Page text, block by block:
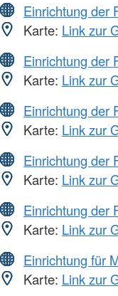
Einrichtung der
Karte: Link zur
Einrichtung der
Karte: Link zur
Einrichtung der
Karte: Link zur
Einrichtung der
Karte: Link zur
Einrichtung der
Karte: Link zur
Einrichtung für
Karte: Link zur